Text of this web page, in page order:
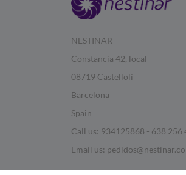
NESTINAR
Constancia 42, local
08719 Castellolí
Barcelona
Spain
Call us: 934125868 - 638 256
Email us: